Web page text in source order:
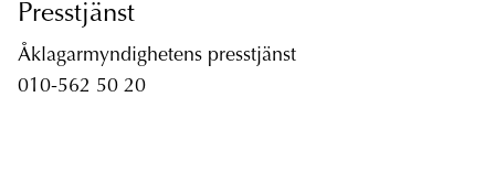
Presstjänst
Åklagarmyndighetens presstjänst
010-562 50 20